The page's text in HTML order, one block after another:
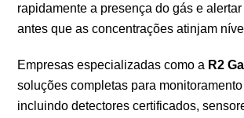
rapidamente a presença do gás e
antes que as concentrações atinjam
Empresas especializadas como a R2
soluções completas para
incluindo detectores certificados,